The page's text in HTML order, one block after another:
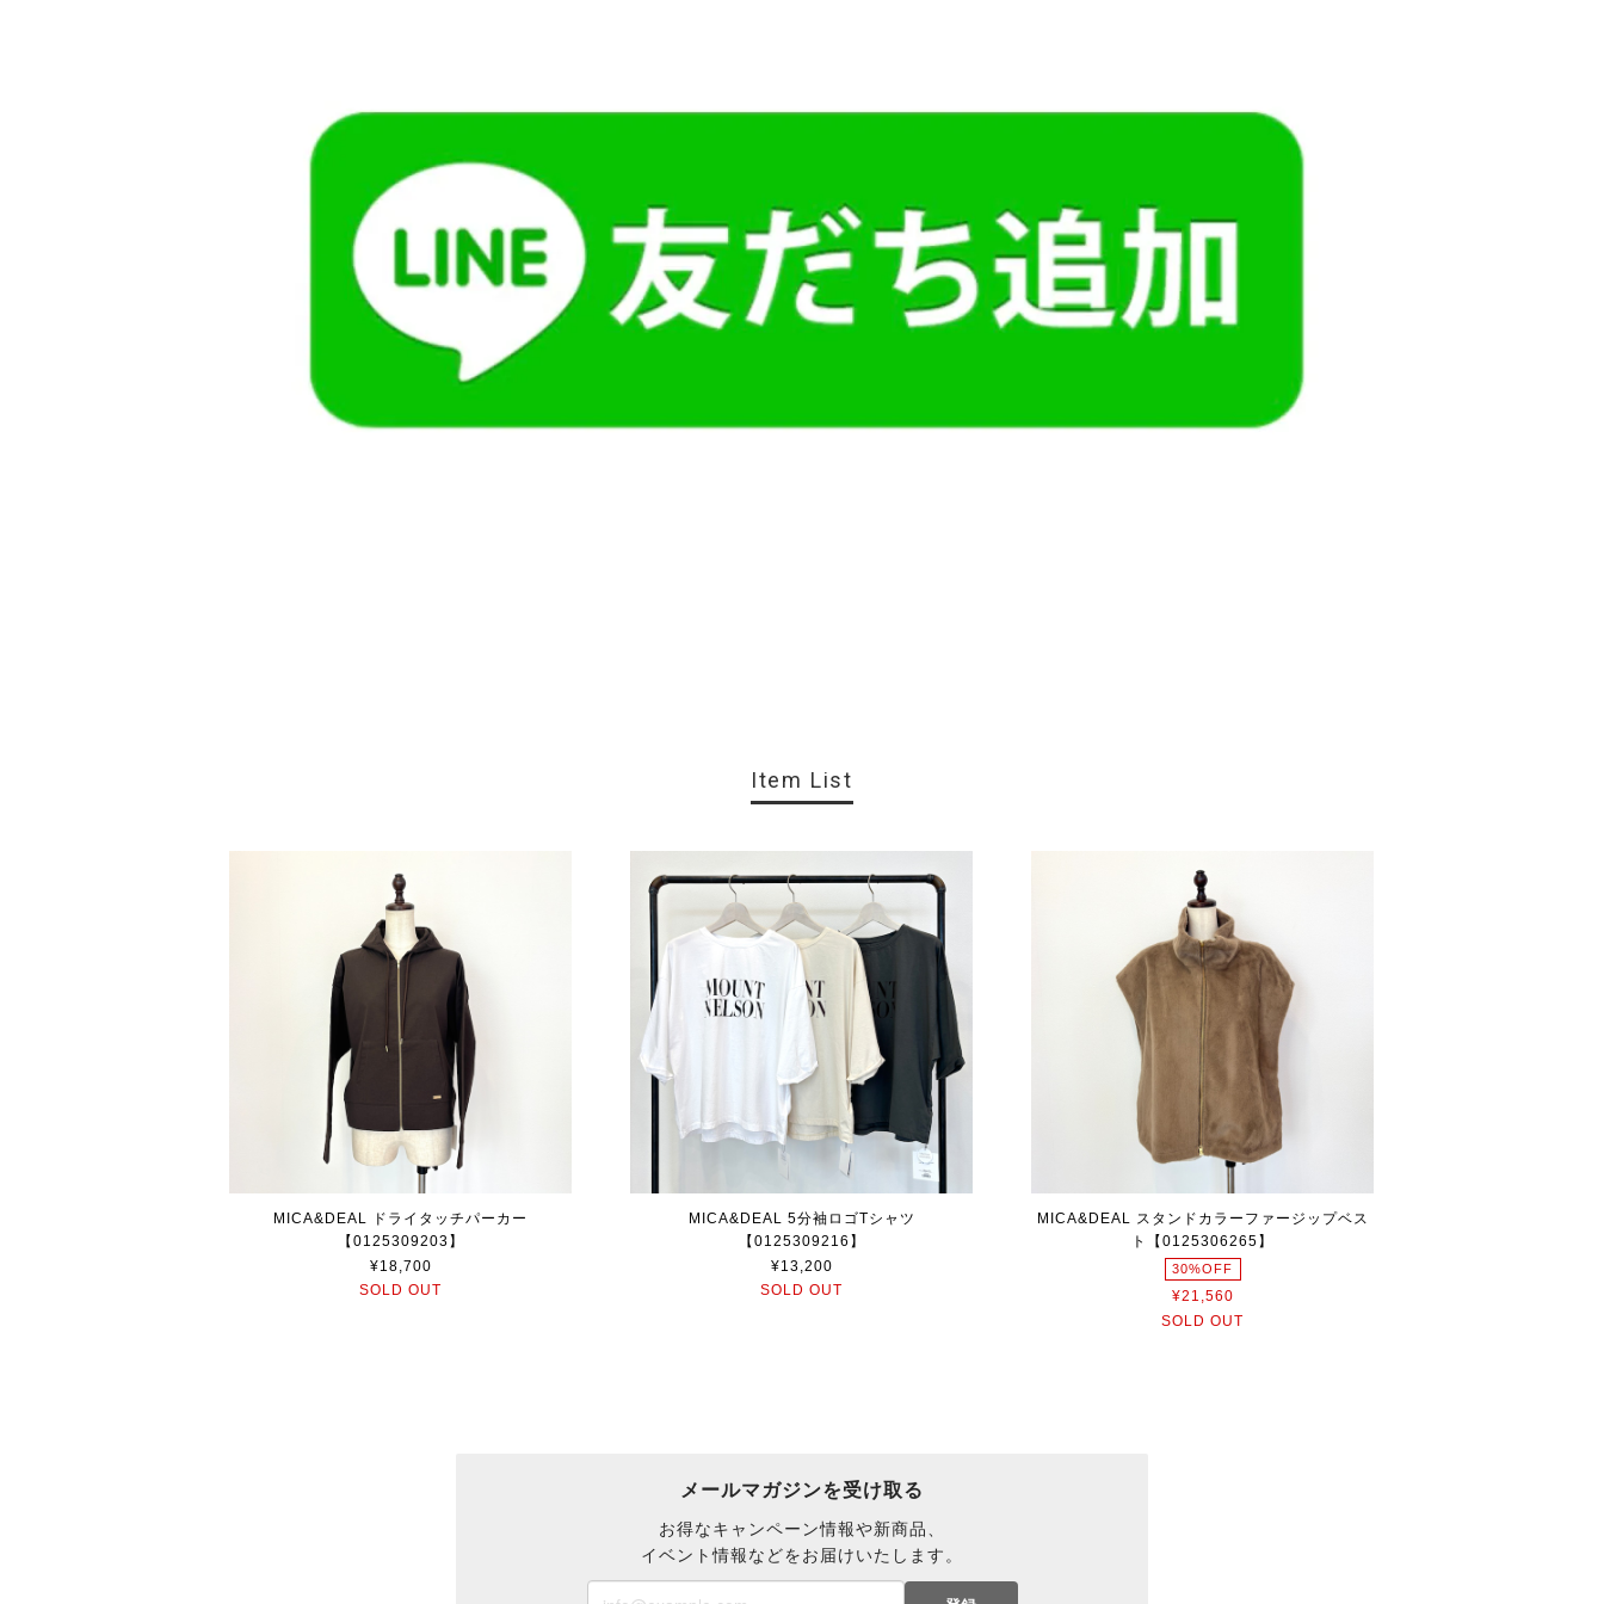
Item List
MICA&DEAL ドライタッチパーカー
【0125309203】
¥18,700
SOLD OUT
MICA&DEAL 5分袖ロゴTシャツ
【0125309216】
¥13,200
SOLD OUT
MICA&DEAL スタンドカラーファージップベス
ト【0125306265】
30%OFF
¥21,560
SOLD OUT
メールマガジンを受け取る
お得なキャンペーン情報や新商品、
イベント情報などをお届けいたします。